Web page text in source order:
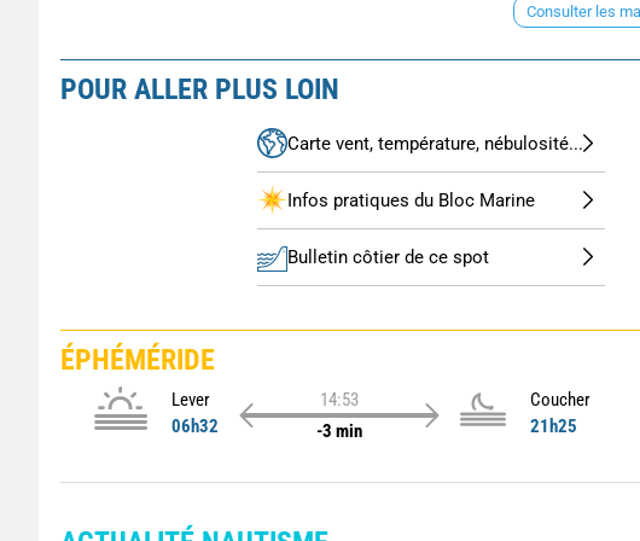
Consulter les
POUR ALLER PLUS LOIN
Carte vent, température, nébulosité...
Infos pratiques du Bloc Marine
Bulletin côtier de ce spot
ÉPHÉMÉRIDE
Lever
06h32
14:53
-3 min
Coucher
21h25